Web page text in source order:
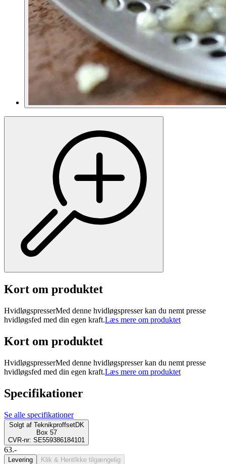
Kort om produktet
HvidløgspresserMed denne hvidløgspresser kan du nemt presse
hvidløgsfed med din egen kraft.Læs mere om produktet
Kort om produktet
HvidløgspresserMed denne hvidløgspresser kan du nemt presse
hvidløgsfed med din egen kraft.Læs mere om produktet
Specifikationer
Se alle specifikationer
Solgt af TeknikproffsetDK
Box 57
CVR-nr: SE559386184101
63.-
Levering Klik & Hent Ikke tilgængelig